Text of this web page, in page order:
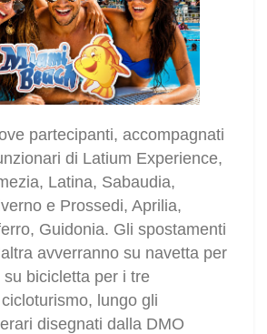
partecipanti, accompagnati
di Latium Experience,
Latina, Sabaudia,
e Prossedi, Aprilia,
Guidonia. Gli spostamenti
avverranno su navetta per
bicicletta per i tre
lungo gli
disegnati dalla DMO